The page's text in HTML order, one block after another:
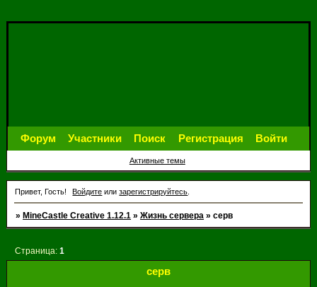
Форум Участники Поиск Регистрация Войти
Активные темы
Привет, Гость! Войдите илизарегистрируйтесь
»MineCastle Creative 1.12.1 »Жизнь сервера »серв
серв
Страница:1